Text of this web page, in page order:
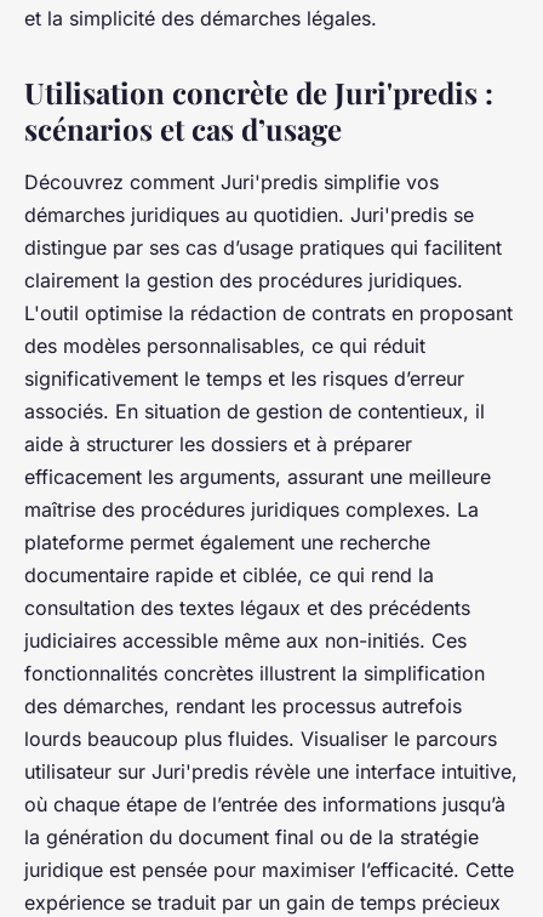
et la simplicité des démarches légales.
Utilisation concrète de Juri'predis :
scénarios et cas d’usage
Découvrez comment Juri'predis simplifie vos
démarches juridiques au quotidien. Juri'predis se
distingue par ses cas d’usage pratiques qui facilitent
clairement la gestion des procédures juridiques.
L'outil optimise la rédaction de contrats en proposant
des modèles personnalisables, ce qui réduit
significativement le temps et les risques d’erreur
associés. En situation de gestion de contentieux, il
aide à structurer les dossiers et à préparer
efficacement les arguments, assurant une meilleure
maîtrise des procédures juridiques complexes. La
plateforme permet également une recherche
documentaire rapide et ciblée, ce qui rend la
consultation des textes légaux et des précédents
judiciaires accessible même aux non-initiés. Ces
fonctionnalités concrètes illustrent la simplification
des démarches, rendant les processus autrefois
lourds beaucoup plus fluides. Visualiser le parcours
utilisateur sur Juri'predis révèle une interface intuitive,
où chaque étape de l’entrée des informations jusqu’à
la génération du document final ou de la stratégie
juridique est pensée pour maximiser l’efficacité. Cette
expérience se traduit par un gain de temps précieux